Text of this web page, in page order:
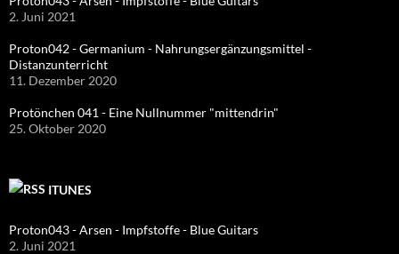
2. Juni 2021
Proton042 - Germanium - Nahrungsergänzungsmittel -
Distanzunterricht
11. Dezember 2020
Protönchen 041 - Eine Nullnummer "mittendrin"
25. Oktober 2020
ITUNES
Proton043 - Arsen - Impfstoffe - Blue Guitars
2. Juni 2021